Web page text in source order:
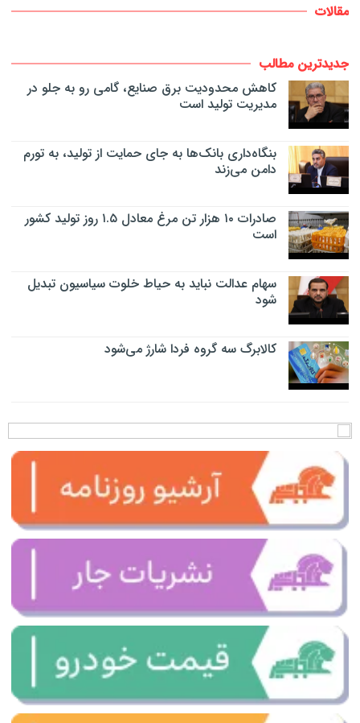
مقالات
جدیدترین مطالب
کاهش محدودیت برق صنایع، گامی رو به جلو در
مدیریت تولید است
بنگاه‌داری بانک‌ها به جای حمایت از تولید، به تورم
دامن می‌زند
صادرات ۱۰ هزار تن مرغ معادل ۱.۵ روز تولید کشور
است
سهام عدالت نباید به حیاط خلوت سیاسیون تبدیل
شود
کالابرگ سه گروه فردا شارژ می‌شود